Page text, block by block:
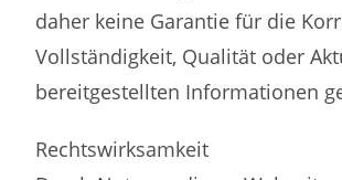
daher keine Garantie für die
Vollständigkeit, Qualität oder
bereitgestellten Informationen
Rechtswirksamkeit